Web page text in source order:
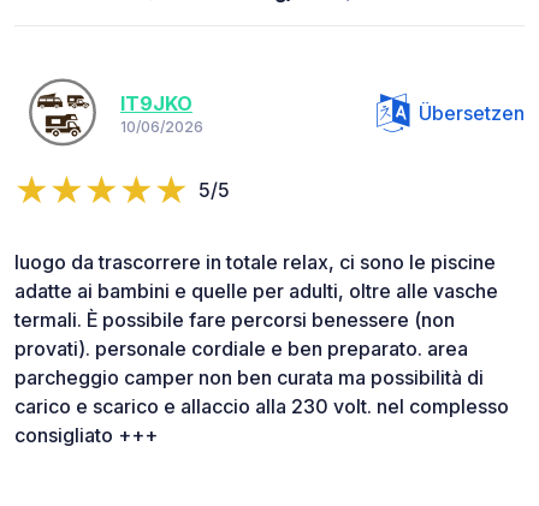
IT9JKO
10/06/2026
Übersetzen
5/5
luogo da trascorrere in totale relax, ci sono le piscine
adatte ai bambini e quelle per adulti, oltre alle vasche
termali. È possibile fare percorsi benessere (non
provati). personale cordiale e ben preparato. area
parcheggio camper non ben curata ma possibilità di
carico e scarico e allaccio alla 230 volt. nel complesso
consigliato +++